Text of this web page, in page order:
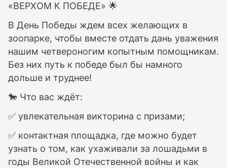
«ВЕРХОМ К ПОБЕДЕ» 🌟
В День Победы ждем всех желающих в
зоопарке, чтобы вместе отдать дань уважения
нашим четвероногим копытным помощникам.
Без них путь к победе был бы намного
дольше и труднее!
🐎 Что вас ждёт:
✅ увлекательная викторина с призами;
✅ контактная площадка, где можно будет
узнать о том, как ухаживали за лошадьми в
годы Великой Отечественной войны и как